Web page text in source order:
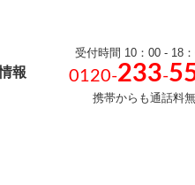
報
受付時間 10：00 - 18
0120-233-
携帯からも通話料